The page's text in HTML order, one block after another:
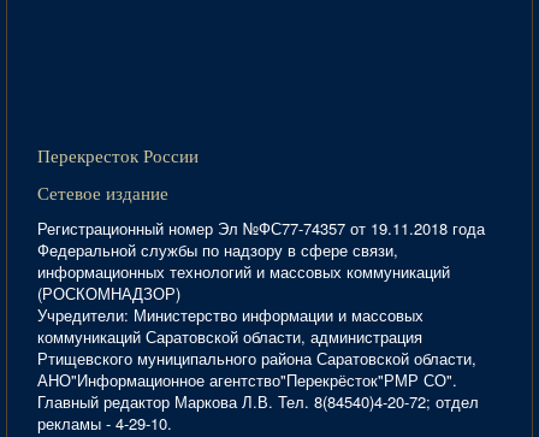
Перекресток России
Сетевое издание
Регистрационный номер Эл №ФС77-74357 от 19.11.2018 года
Федеральной службы по надзору в сфере связи,
информационных технологий и массовых коммуникаций
(РОСКОМНАДЗОР)
Учредители: Министерство информации и массовых
коммуникаций Саратовской области, администрация
Ртищевского муниципального района Саратовской области,
АНО"Информационное агентство"Перекрёсток"РМР СО".
Главный редактор Маркова Л.В. Тел. 8(84540)4-20-72; отдел
рекламы - 4-29-10.